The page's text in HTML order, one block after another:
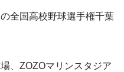
全国高校野球選手権千葉
、ZOZOマリンスタジア